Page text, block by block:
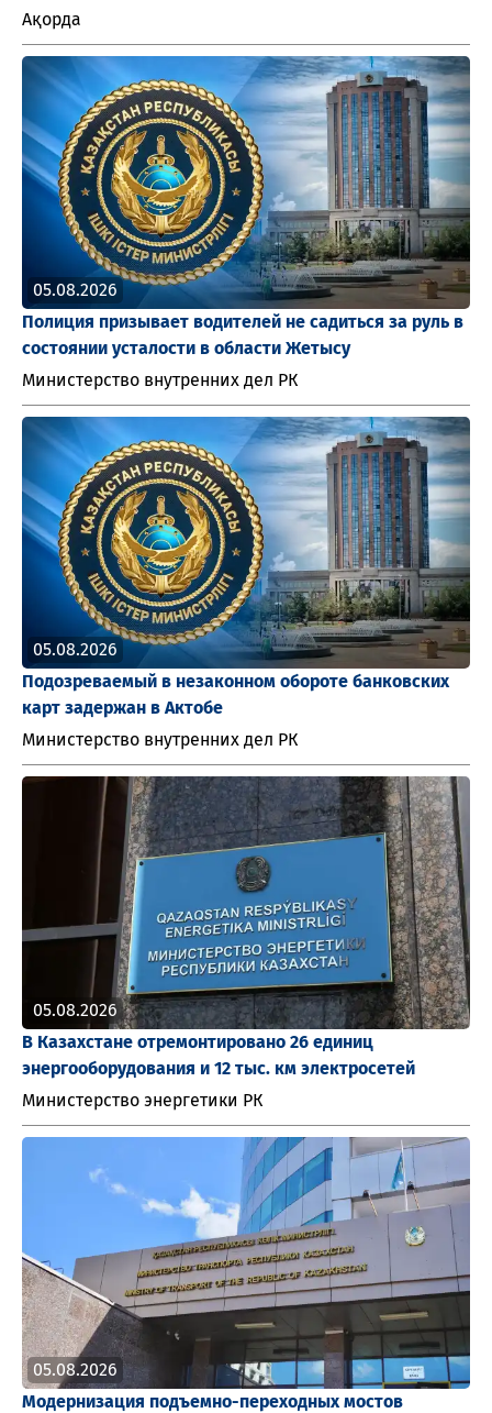
Ақорда
05.08.2026
Полиция призывает водителей не садиться за руль в
состоянии усталости в области Жетысу
Министерство внутренних дел РК
05.08.2026
Подозреваемый в незаконном обороте банковских
карт задержан в Актобе
Министерство внутренних дел РК
05.08.2026
В Казахстане отремонтировано 26 единиц
энергооборудования и 12 тыс. км электросетей
Министерство энергетики РК
05.08.2026
Модернизация подъемно-переходных мостов